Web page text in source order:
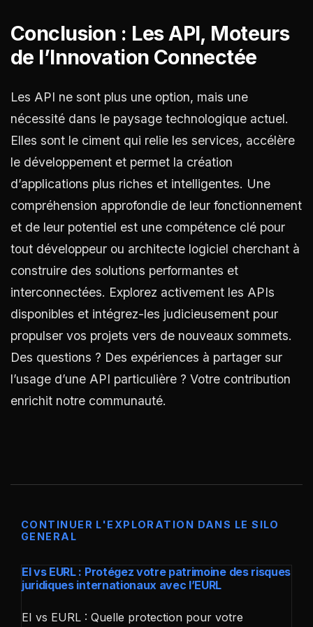
Conclusion : Les API, Moteurs
de l’Innovation Connectée
Les API ne sont plus une option, mais une
nécessité dans le paysage technologique actuel.
Elles sont le ciment qui relie les services, accélère
le développement et permet la création
d’applications plus riches et intelligentes. Une
compréhension approfondie de leur fonctionnement
et de leur potentiel est une compétence clé pour
tout développeur ou architecte logiciel cherchant à
construire des solutions performantes et
interconnectées. Explorez activement les APIs
disponibles et intégrez-les judicieusement pour
propulser vos projets vers de nouveaux sommets.
Des questions ? Des expériences à partager sur
l’usage d’une API particulière ? Votre contribution
enrichit notre communauté.
CONTINUER L'EXPLORATION DANS LE SILO
GENERAL
EI vs EURL : Protégez votre patrimoine des risques
juridiques internationaux avec l’EURL
EI vs EURL : Quelle protection pour votre